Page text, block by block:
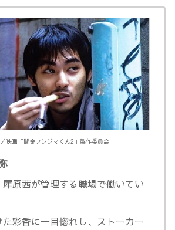
映画「闇金ウシジマくん2」製作委員会
原茜が管理する職場で働いてい
彩香に一目惚れし、ストーカー